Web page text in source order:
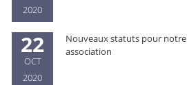
2020
22
OCT
2020
Nouveaux statuts pour notre
association